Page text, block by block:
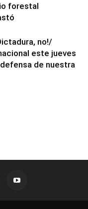
forestal
no!/
este jueves
de nuestra